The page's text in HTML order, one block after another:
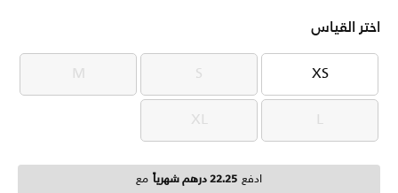
اختر القياس
XS
XS
S
S
M
M
L
L
XL
XL
ادفع 22.25 درهم شهرياً مع